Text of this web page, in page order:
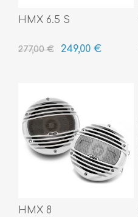
HMX 6.5 S
277,00 € 249,00 €
HMX 8